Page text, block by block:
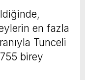
en fazla
Tunceli
birey